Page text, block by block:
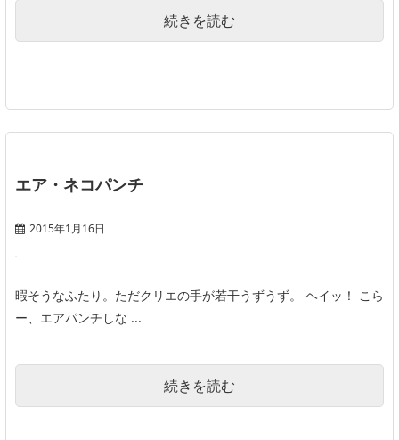
続きを読む
エア・ネコパンチ
2015年1月16日
暇そうなふたり。ただクリエの手が若干うずうず。 ヘイッ！ こら
ー、エアパンチしな ...
続きを読む